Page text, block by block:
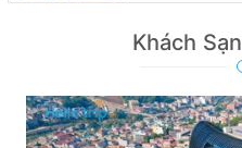
Khách Sạn